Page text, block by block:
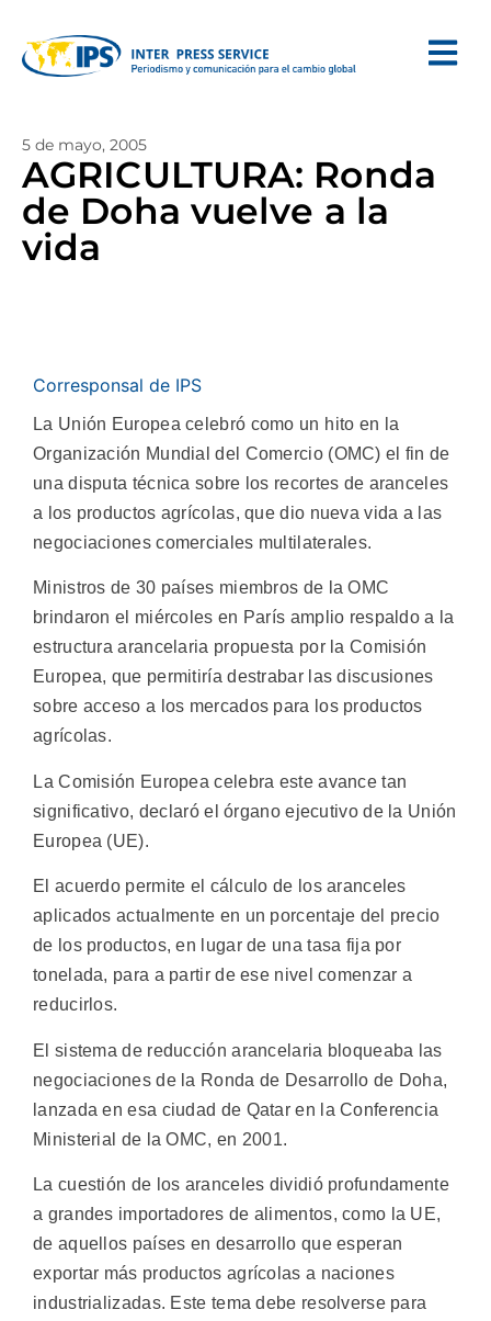
5 de mayo, 2005
AGRICULTURA: Ronda
de Doha vuelve a la
vida
Corresponsal de IPS
La Unión Europea celebró como un hito en la
Organización Mundial del Comercio (OMC) el fin de
una disputa técnica sobre los recortes de aranceles
a los productos agrícolas, que dio nueva vida a las
negociaciones comerciales multilaterales.
Ministros de 30 países miembros de la OMC
brindaron el miércoles en París amplio respaldo a la
estructura arancelaria propuesta por la Comisión
Europea, que permitiría destrabar las discusiones
sobre acceso a los mercados para los productos
agrícolas.
La Comisión Europea celebra este avance tan
significativo, declaró el órgano ejecutivo de la Unión
Europea (UE).
El acuerdo permite el cálculo de los aranceles
aplicados actualmente en un porcentaje del precio
de los productos, en lugar de una tasa fija por
tonelada, para a partir de ese nivel comenzar a
reducirlos.
El sistema de reducción arancelaria bloqueaba las
negociaciones de la Ronda de Desarrollo de Doha,
lanzada en esa ciudad de Qatar en la Conferencia
Ministerial de la OMC, en 2001.
La cuestión de los aranceles dividió profundamente
a grandes importadores de alimentos, como la UE,
de aquellos países en desarrollo que esperan
exportar más productos agrícolas a naciones
industrializadas. Este tema debe resolverse para